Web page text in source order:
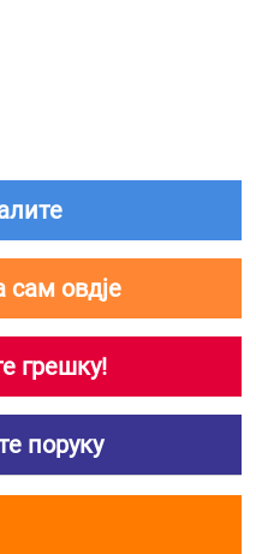
овдје
грешку!
поруку